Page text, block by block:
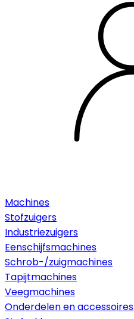
Machines
Stofzuigers
Industriezuigers
Eenschijfsmachines
Schrob-/zuigmachines
Tapijtmachines
Veegmachines
Onderdelen en accessoires